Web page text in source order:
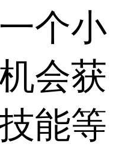
个小
会获
能等